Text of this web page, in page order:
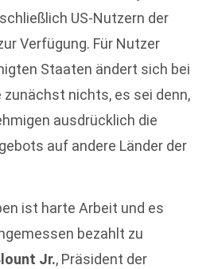
US-Nutzern der
Verfügung. Für Nutzer
Staaten ändert sich bei
zunächst nichts, es sei denn,
ausdrücklich die
auf andere Länder der
ist harte Arbeit und es
bezahlt zu
Jr., Präsident der